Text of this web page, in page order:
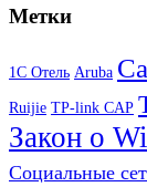
Метки
1С Отель Aruba
Ruijie TP-link CAP
Закон о
Социальные